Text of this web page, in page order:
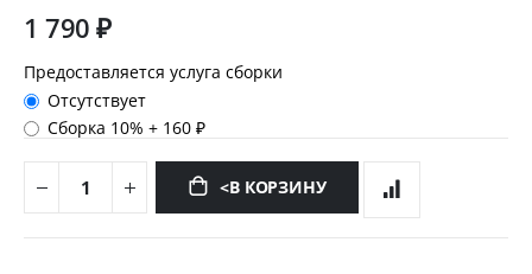
1 790 ₽
Предоставляется услуга сборки
Отсутствует
Сборка 10%+ 160 ₽
<В КОРЗИНУ